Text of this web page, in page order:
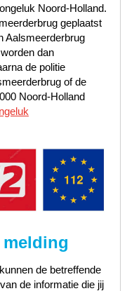
Noord-Holland.
geplaatst
Aalsmeerderbrug
dan
de politie
of de
Noord-Holland
melding
de betreffende
de informatie die jij